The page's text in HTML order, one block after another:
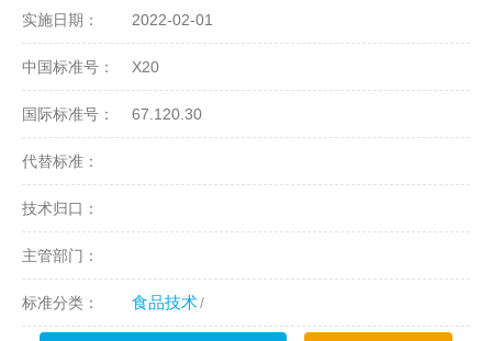
实施日期： 2022-02-01
中国标准号： X20
国际标准号： 67.120.30
代替标准：
技术归口：
主管部门：
标准分类： 食品技术